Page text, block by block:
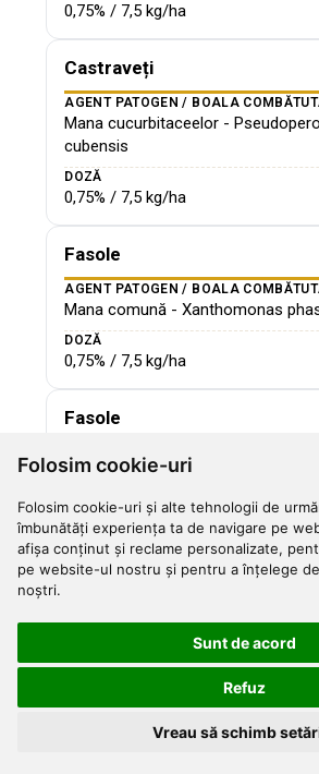
Folosim cookie-uri
Folosim cookie-uri și alte tehnologii de
îmbunătăți experiența ta de navigare pe
afișa conținut și reclame personalizate,
pe website-ul nostru și pentru a înțelege
noștri.
Sunt de acord
Refuz
Vreau să schimb
0,75% / 7,5 kg/ha
Castraveți
AGENT PATOGEN / BOALA
Mana cucurbitaceelor -
cubensis
DOZĂ
0,75% / 7,5 kg/ha
Fasole
AGENT PATOGEN / BOALA
Mana comună - Xanthomonas
DOZĂ
0,75% / 7,5 kg/ha
Fasole
Arsura aureolată - Pseudomonas
DOZĂ
0,75% / 7,5 kg/ha
Ceapă
Mana cepei - Peronospora
DOZĂ
Plantații de gutui